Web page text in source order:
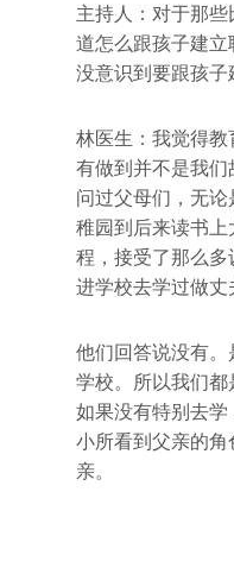
主持人：对于那
道怎么跟孩子建
没意识到要跟孩子
林医生：我觉得
有做到并不是我
问过父母们，无
稚园到后来读书
程，接受了那么
进学校去学过做丈
他们回答说没有
学校。所以我们
如果没有特别去
小所看到父亲的
亲。